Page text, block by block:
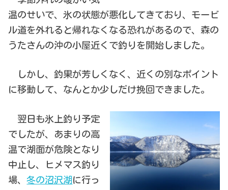
温のせいで、氷の状態が悪化してきており、モービ
ル道を外れると帰れなくなる恐れがあるので、森の
うたさんの沖の小屋近くで釣りを開始しました。
しかし、釣果が芳しくなく、近くの別なポイント
に移動して、なんとか少しだけ挽回できました。
翌日も氷上釣り予定
でしたが、あまりの高
温で湖面が危険となり
中止し、ヒメマス釣り
場、冬の沼沢湖 に行っ